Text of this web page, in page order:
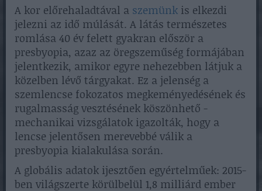
A kor előrehaladtával a szemünk is elkezdi
jelezni az idő múlását. A látás természetes
romlása 40 év felett gyakran először a
presbyopia, azaz az öregszeműség formájában
jelentkezik, amikor egyre nehezebben látjuk a
közelben lévő tárgyakat. Ez a jelenség a
szemlencse fokozatos megkeményedésének és
rugalmasság vesztésének köszönhető -
mechanikai vizsgálatok igazolták, hogy a
lencse jelentősen merevebbé válik a
presbyopia kialakulása során.
A globális adatok ijesztően egyértelműek: 2015-
ben világszerte körülbelül 1,8 milliárd ember